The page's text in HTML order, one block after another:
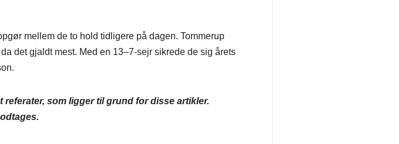
mellem de to hold tidligere på dagen. Tommerup
det gjaldt mest. Med en 13–7-sejr sikrede de sig årets
som ligger til grund for disse artikler.